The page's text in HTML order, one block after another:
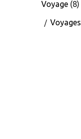
Voyage(8)
Voyages